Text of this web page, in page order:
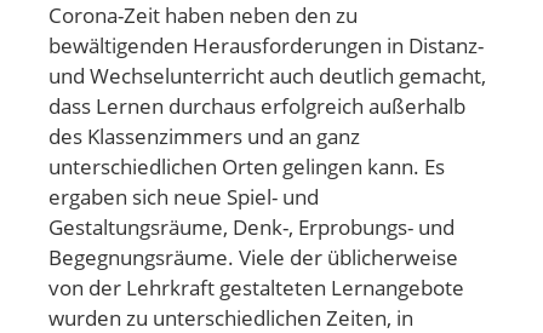
Corona-Zeit haben neben den zu
bewältigenden Herausforderungen in Distanz-
und Wechselunterricht auch deutlich gemacht,
dass Lernen durchaus erfolgreich außerhalb
des Klassenzimmers und an ganz
unterschiedlichen Orten gelingen kann. Es
ergaben sich neue Spiel- und
Gestaltungsräume, Denk-, Erprobungs- und
Begegnungsräume. Viele der üblicherweise
von der Lehrkraft gestalteten Lernangebote
wurden zu unterschiedlichen Zeiten, in